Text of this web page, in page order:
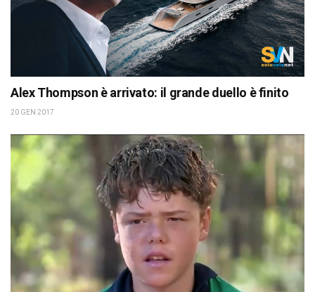
Alex Thompson è arrivato: il grande duello è finito
20 GEN 2017